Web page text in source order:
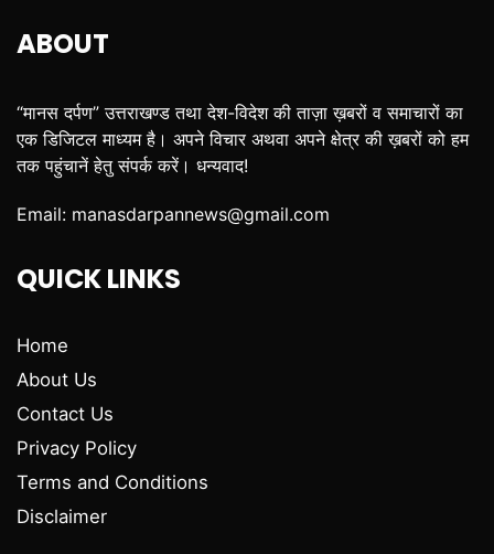
ABOUT
“मानस दर्पण” उत्तराखण्ड तथा देश-विदेश की ताज़ा ख़बरों व समाचारों का
एक डिजिटल माध्यम है। अपने विचार अथवा अपने क्षेत्र की ख़बरों को हम
तक पहुंचानें हेतु संपर्क करें। धन्यवाद!
Email: manasdarpannews@gmail.com
QUICK LINKS
Home
About Us
Contact Us
Privacy Policy
Terms and Conditions
Disclaimer